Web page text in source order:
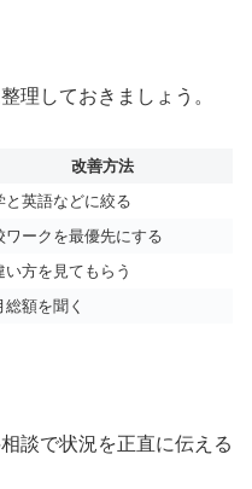
理しておきましょう。
改善方法
と英語などに絞る
ワークを最優先にする
い方を見てもらう
総額を聞く
談で状況を正直に伝える